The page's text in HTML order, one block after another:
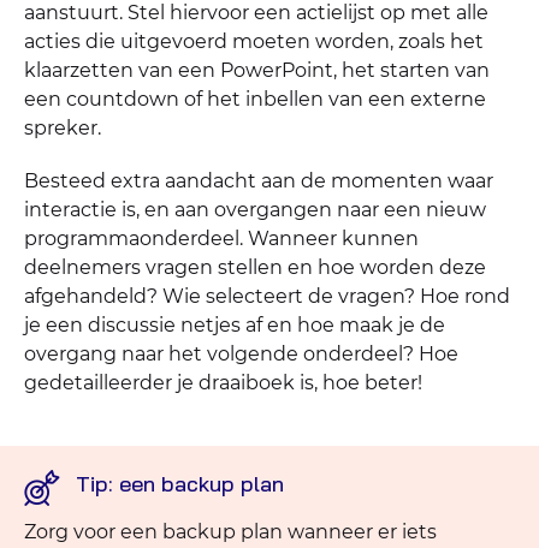
aanstuurt. Stel hiervoor een actielijst op met alle
acties die uitgevoerd moeten worden, zoals het
klaarzetten van een PowerPoint, het starten van
een countdown of het inbellen van een externe
spreker.
Besteed extra aandacht aan de momenten waar
interactie is, en aan overgangen naar een nieuw
programmaonderdeel. Wanneer kunnen
deelnemers vragen stellen en hoe worden deze
afgehandeld? Wie selecteert de vragen? Hoe rond
je een discussie netjes af en hoe maak je de
overgang naar het volgende onderdeel? Hoe
gedetailleerder je draaiboek is, hoe beter!
Tip: een backup plan
Zorg voor een backup plan wanneer er iets